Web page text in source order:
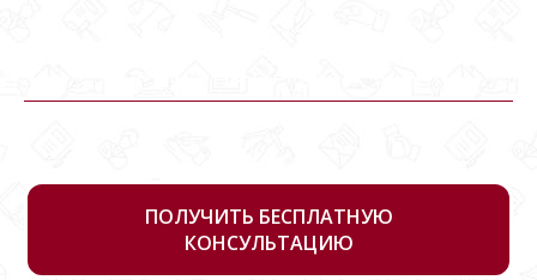
ПОЛУЧИТЬ БЕСПЛАТНУЮ
КОНСУЛЬТАЦИЮ